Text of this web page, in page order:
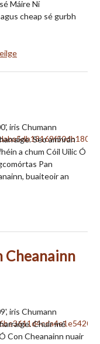
Máire Ní
cheap sé gurbh
iris Chumann
Seo amhrán
a chum Cóil Uilic Ó
Pan
buaiteoir an
Cheanainn
iris Chumann
Chuir mé
Con Cheanainn nuair